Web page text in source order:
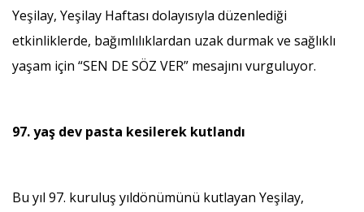
Yeşilay, Yeşilay Haftası dolayısıyla düzenlediği
etkinliklerde, bağımlılıklardan uzak durmak ve sağlıklı
yaşam için “SEN DE SÖZ VER” mesajını vurguluyor.
97. yaş dev pasta kesilerek kutlandı
Bu yıl 97. kuruluş yıldönümünü kutlayan Yeşilay,